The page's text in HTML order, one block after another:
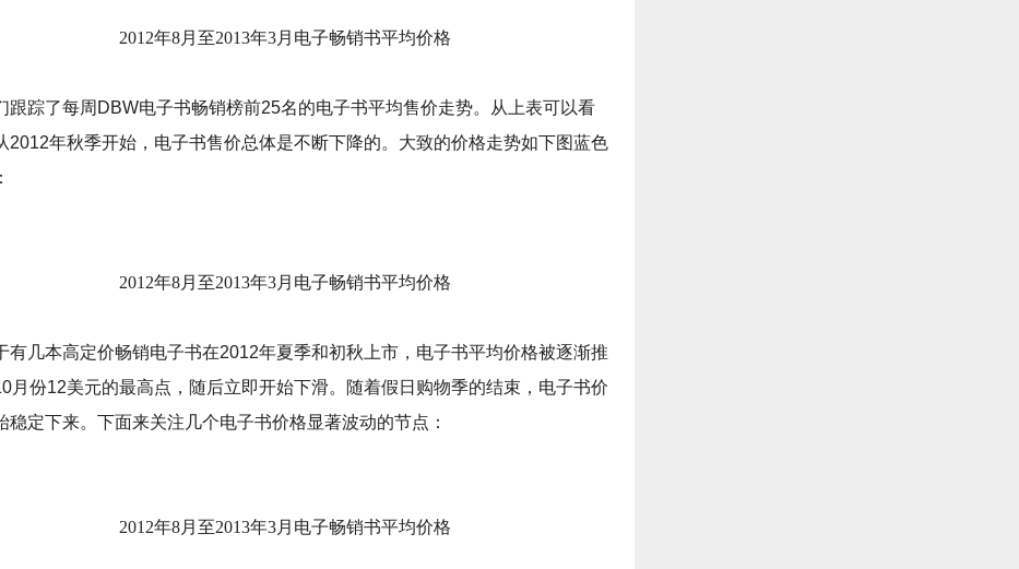
2012年8月至2013年3月电子畅销书平均价格
踪了每周DBW电子书畅销榜前25名的电子书平均售价走势。从上表可以看
2012年秋季开始，电子书售价总体是不断下降的。大致的价格走势如下图蓝色
2012年8月至2013年3月电子畅销书平均价格
几本高定价畅销电子书在2012年夏季和初秋上市，电子书平均价格被逐渐推
月份12美元的最高点，随后立即开始下滑。随着假日购物季的结束，电子书价
稳定下来。下面来关注几个电子书价格显著波动的节点：
2012年8月至2013年3月电子畅销书平均价格